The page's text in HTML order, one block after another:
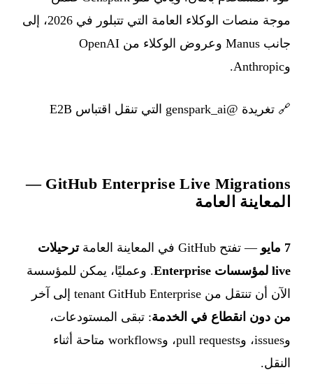
موجة منصات الوكلاء العامة التي تتبلور في 2026، إلى
جانب Manus وعروض الوكلاء من OpenAI
وAnthropic.
🔗 تغريدة @genspark_ai التي تنقل اقتباس E2B
GitHub Enterprise Live Migrations —
المعاينة العامة
7 مايو — تفتح GitHub في المعاينة العامة
ترحيلات
live لمؤسسات Enterprise
. وعمليًا، يمكن للمؤسسة
الآن أن تنتقل من tenant GitHub Enterprise إلى آخر
من دون انقطاع في الخدمة: تبقى المستودعات،
وissues، وpull requests، وworkflows متاحة أثناء
النقل.